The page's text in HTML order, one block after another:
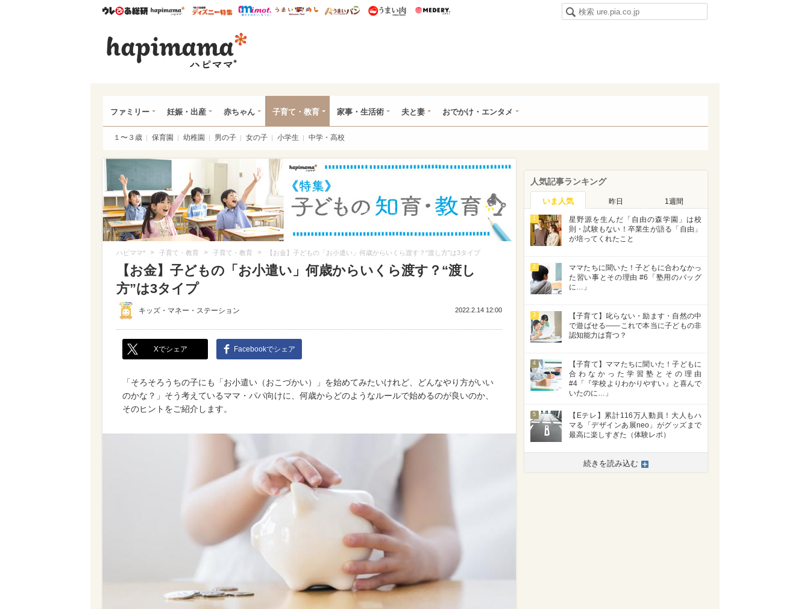
ウレぴあ総研ハピママ* ウレぴあ総研 ディズニー特集
mimot. うまいめし うまいパン うまい肉
ファミリー 妊娠・出産 赤ちゃん 子育て・教育 家事・生活術 夫と妻 おでかけ・エンタメ
１〜３歳 保育園 幼稚園 男の子 女の子 小学生 中学・高校
ハピママ* > 子育て・教育 > 子育て・教育 > 【お金】子どもの「お小遣い」何歳からいくら渡す？“渡し方”は3タイプ
【お金】子どもの「お小遣い」何歳からいくら渡す？“渡し
方”は3タイプ
キッズ・マネー・ステーション 2022.2.14 12:00
Xでシェア Facebookでシェア
「そろそろうちの子にも「お小遣い（おこづかい）」を始めてみたいけれど、どんなやり方がいい
のかな？」そう考えているママ・パパ向けに、何歳からどのようなルールで始めるのが良いのか、
そのヒントをご紹介します。
人気記事ランキング
いま人気 昨日 1週間
1
星野源を生んだ「自由の森学園」は校
則・試験もない！卒業生が語る「自由」
が培ってくれたこと
2
ママたちに聞いた！子どもに合わなかっ
た習い事とその理由 #6「塾用のバッグ
に…」
3
【子育て】叱らない・励ます・自然の中
で遊ばせる――これで本当に子どもの非
認知能力は育つ？
4
【子育て】ママたちに聞いた！子どもに
合わなかった学習塾とその理由
#4「『学校よりわかりやすい』と喜んで
いたのに…」
5
【Eテレ】累計116万人動員！大人もハ
マる「デザインあ展neo」がグッズまで
最高に楽しすぎた（体験レポ）
続きを読み込む